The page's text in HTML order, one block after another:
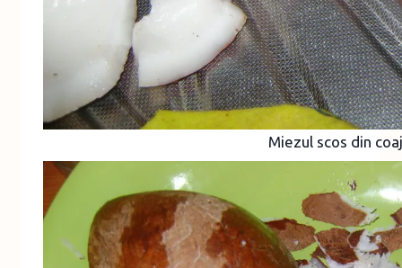
Miezul scos din